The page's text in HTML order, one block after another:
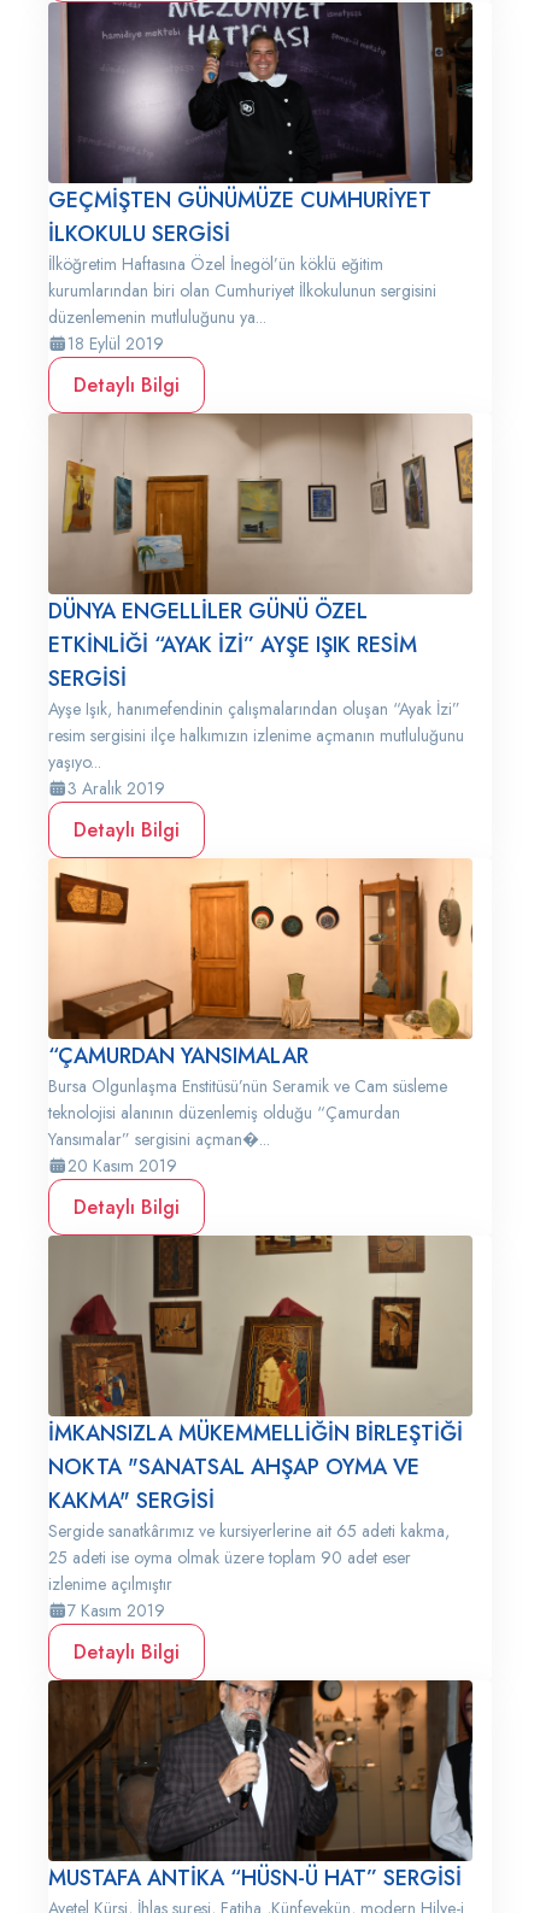
GEÇMİŞTEN GÜNÜMÜZE CUMHURİYET
İLKOKULU SERGİSİ
İlköğretim Haftasına Özel İnegöl’ün köklü eğitim
kurumlarından biri olan Cumhuriyet İlkokulunun sergisini
düzenlemenin mutluluğunu ya...
18 Eylül 2019
Detaylı Bilgi
DÜNYA ENGELLİLER GÜNÜ ÖZEL
ETKİNLİĞİ “AYAK İZİ” AYŞE IŞIK RESİM
SERGİSİ
Ayşe Işık, hanımefendinin çalışmalarından oluşan “Ayak İzi”
resim sergisini ilçe halkımızın izlenime açmanın mutluluğunu
yaşıyo...
3 Aralık 2019
Detaylı Bilgi
“ÇAMURDAN YANSIMALAR
Bursa Olgunlaşma Enstitüsü’nün Seramik ve Cam süsleme
teknolojisi alanının düzenlemiş olduğu “Çamurdan
Yansımalar” sergisini açman�...
20 Kasım 2019
Detaylı Bilgi
İMKANSIZLA MÜKEMMELLİĞİN BİRLEŞTİĞİ
NOKTA "SANATSAL AHŞAP OYMA VE
KAKMA" SERGİSİ
Sergide sanatkârımız ve kursiyerlerine ait 65 adeti kakma,
25 adeti ise oyma olmak üzere toplam 90 adet eser
izlenime açılmıştır
7 Kasım 2019
Detaylı Bilgi
MUSTAFA ANTİKA “HÜSN-Ü HAT” SERGİSİ
Ayetel Kürsi, İhlas suresi, Fatiha ,Künfeyekün, modern Hilye-i